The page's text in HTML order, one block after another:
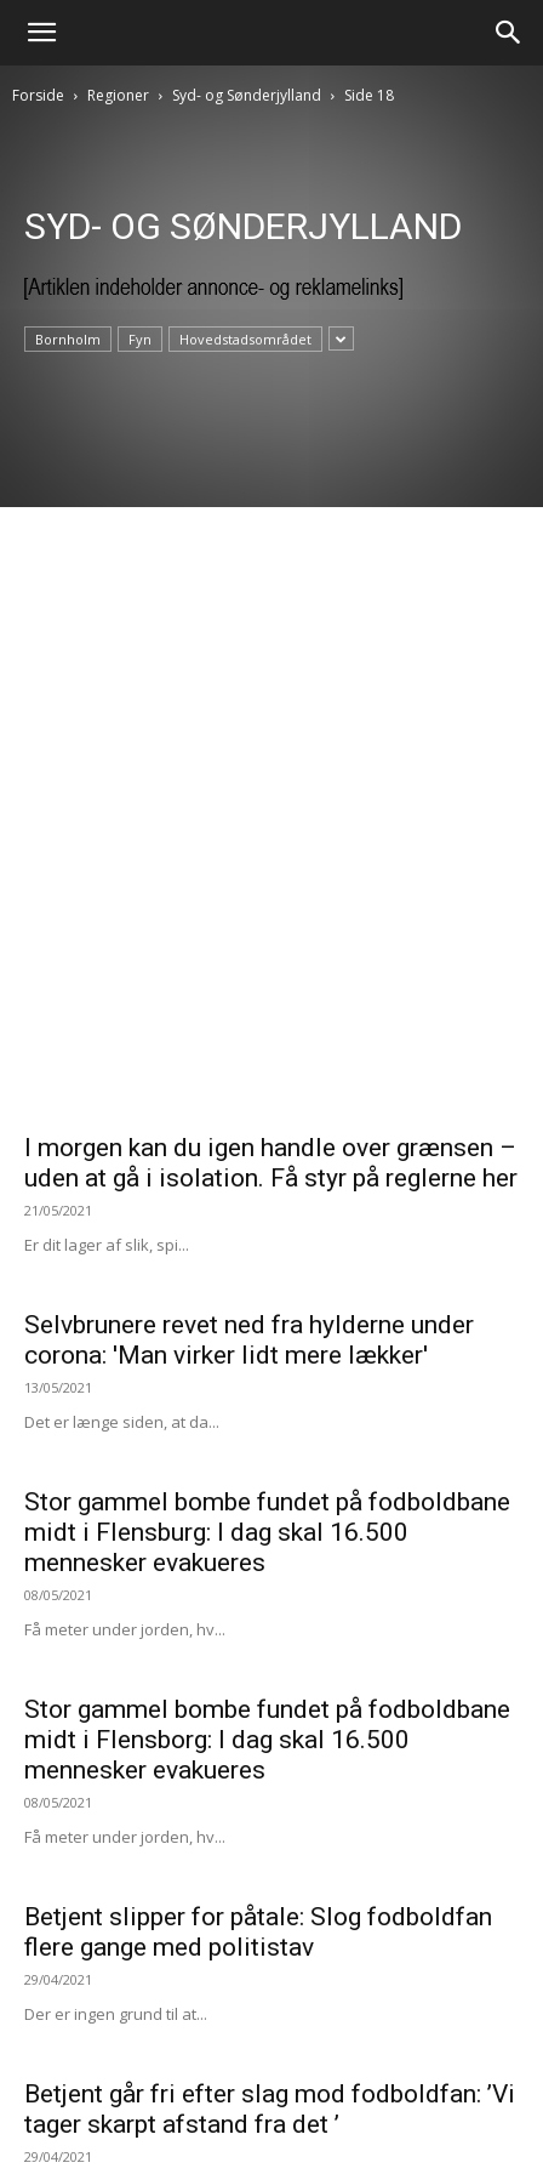
Forside Regioner Syd- og Sønderjylland Side 18
SYD- OG SØNDERJYLLAND
Bornholm Fyn Hovedstadsområdet
I morgen kan du igen handle over grænsen –
uden at gå i isolation. Få styr på reglerne her
21/05/2021
Er dit lager af slik, spi...
Selvbrunere revet ned fra hylderne under
corona: 'Man virker lidt mere lækker'
13/05/2021
Det er længe siden, at da...
Stor gammel bombe fundet på fodboldbane
midt i Flensburg: I dag skal 16.500
mennesker evakueres
08/05/2021
Få meter under jorden, hv...
Stor gammel bombe fundet på fodboldbane
midt i Flensborg: I dag skal 16.500
mennesker evakueres
08/05/2021
Få meter under jorden, hv...
Betjent slipper for påtale: Slog fodboldfan
flere gange med politistav
29/04/2021
Der er ingen grund til at...
Betjent går fri efter slag mod fodboldfan: ’Vi
tager skarpt afstand fra det ’
29/04/2021